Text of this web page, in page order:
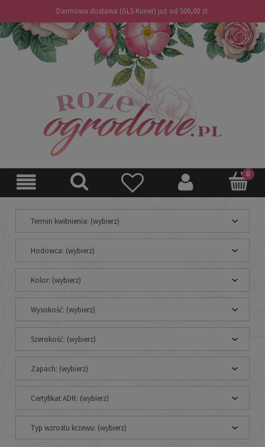
Darmowa dostawa (GLS Kurier) już od 500,00 zł.
Termin kwitnienia: (wybierz)
Hodowca: (wybierz)
Kolor: (wybierz)
Wysokość: (wybierz)
Szerokość: (wybierz)
Zapach: (wybierz)
Certyfikat ADR: (wybierz)
Typ wzrostu krzewu: (wybierz)